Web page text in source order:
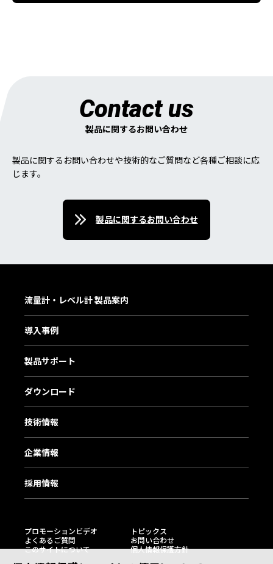
Contact us
製品に関するお問い合わせ
製品に関するお問い合わせや技術的なご質問など各種ご相談に応
じます。
製品に関するお問い合わせ
流量計・レベル計 製品案内
導入事例
製品サポート
ダウンロード
技術情報
企業情報
採用情報
プロモーションビデオ
トピックス
よくあるご質問
お問い合わせ
このサイトについて
個人情報保護方針